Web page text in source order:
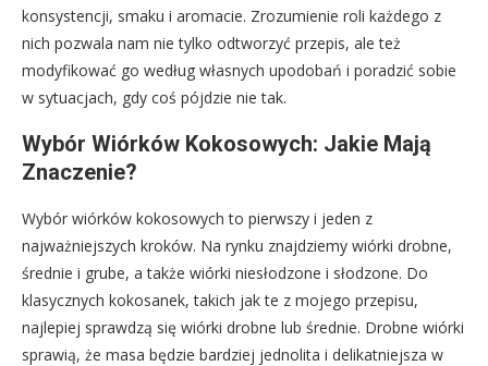
konsystencji, smaku i aromacie. Zrozumienie roli każdego z
nich pozwala nam nie tylko odtworzyć przepis, ale też
modyfikować go według własnych upodobań i poradzić sobie
w sytuacjach, gdy coś pójdzie nie tak.
Wybór Wiórków Kokosowych: Jakie Mają
Znaczenie?
Wybór wiórków kokosowych to pierwszy i jeden z
najważniejszych kroków. Na rynku znajdziemy wiórki drobne,
średnie i grube, a także wiórki niesłodzone i słodzone. Do
klasycznych kokosanek, takich jak te z mojego przepisu,
najlepiej sprawdzą się wiórki drobne lub średnie. Drobne wiórki
sprawią, że masa będzie bardziej jednolita i delikatniejsza w